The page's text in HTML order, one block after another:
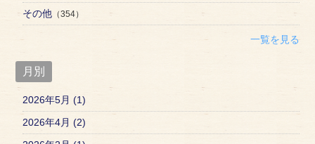
その他 （354）
一覧を見る
月別
2026年5月 (1)
2026年4月 (2)